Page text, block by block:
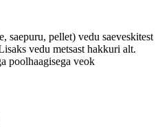
saepuru, pellet) vedu saeveskitest
vedu metsast hakkuri alt.
poolhaagisega veok